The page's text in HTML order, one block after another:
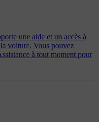
une aide et un accès à
voiture. Vous pouvez
à tout moment pour